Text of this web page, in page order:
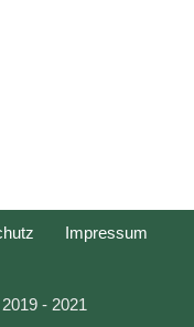
Impressum
- 2021